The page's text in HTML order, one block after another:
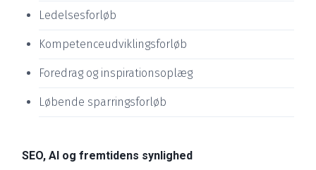
Ledelsesforløb
Kompetenceudviklingsforløb
Foredrag og inspirationsoplæg
Løbende sparringsforløb
SEO, AI og fremtidens synlighed